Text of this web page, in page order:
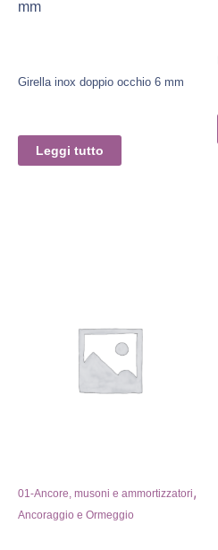
mm
Girella inox doppio occhio 6 mm
Leggi tutto
01-Ancore, musoni e ammortizzatori,
Ancoraggio e Ormeggio